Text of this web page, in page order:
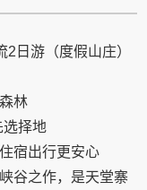
日游（度假山庄）
林
择地
宿出行更安心
谷之作，是天堂寨